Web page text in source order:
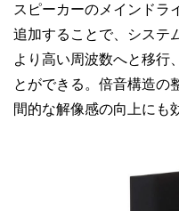
スピーカーのメインドラ
追加することで、システ
より高い周波数へと移行
とができる。倍音構造の
間的な解像感の向上にも